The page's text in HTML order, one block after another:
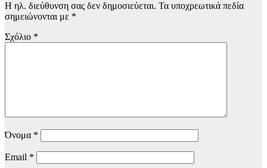
Η ηλ. διεύθυνση σας δεν δημοσιεύεται. Τα υποχρεωτικά πεδία
σημειώνονται με *
Σχόλιο *
Όνομα *
Email *